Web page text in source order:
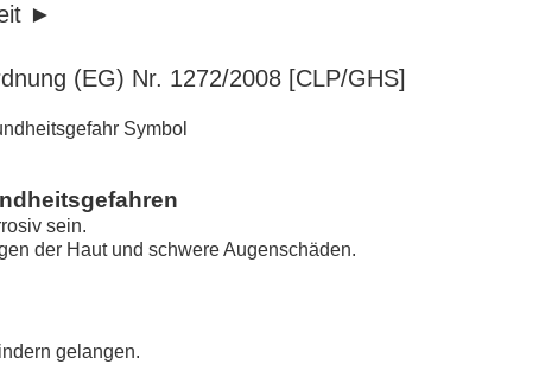
(EG) Nr. 1272/2008 [CLP/GHS]
sein.
der Haut und schwere Augenschäden.
gelangen.